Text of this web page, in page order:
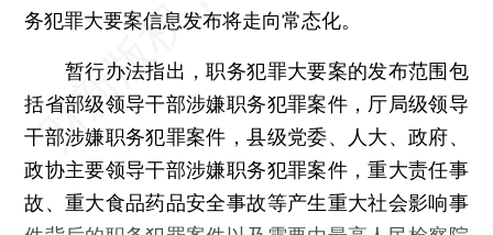
务犯罪大要案信息发布将走向常态化。
暂行办法指出，职务犯罪大要案的发布范围包
括省部级领导干部涉嫌职务犯罪案件，厅局级领导
干部涉嫌职务犯罪案件，县级党委、人大、政府、
政协主要领导干部涉嫌职务犯罪案件，重大责任事
故、重大食品药品安全事故等产生重大社会影响事